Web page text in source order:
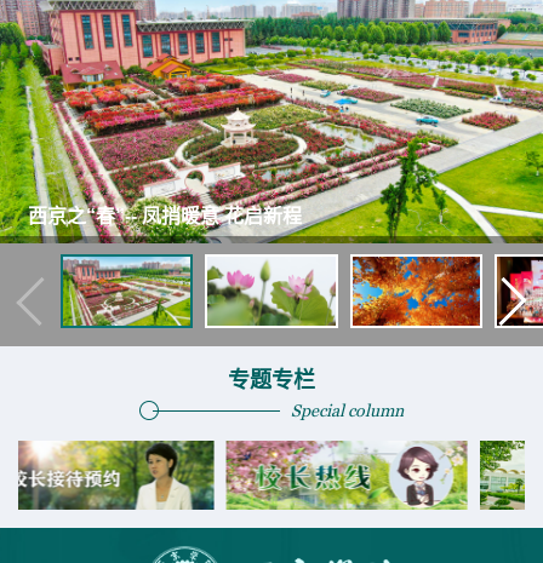
西京之“春”-- 凤捎暖意 花启新程
专题专栏
Special column